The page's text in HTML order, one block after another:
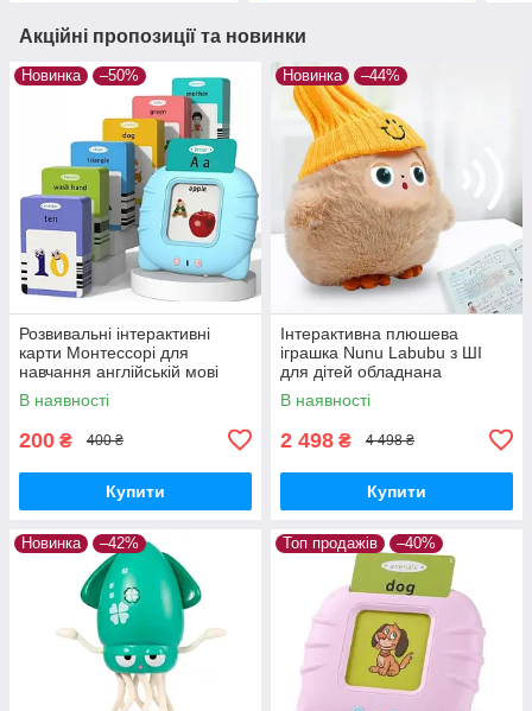
Акційні пропозиції та новинки
Новинка –50%
Розвивальні інтерактивні
карти Монтессорі для
навчання англійській мові
Блакитний
В наявності
200 ₴ 400 ₴
Купити
Новинка –44%
Інтерактивна плюшева
іграшка Nunu Labubu з ШІ
для дітей обладнана
світлодіодними очима та
здатністю адаптувати
В наявності
2 498 ₴ 4 498 ₴
Купити
Новинка –42% Топ продажів –40%